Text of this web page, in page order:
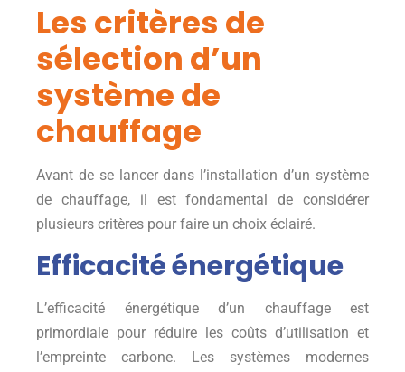
Les critères de
sélection d’un
système de
chauffage
Avant de se lancer dans l’installation d’un système
de chauffage, il est fondamental de considérer
plusieurs critères pour faire un choix éclairé.
Efficacité énergétique
L’efficacité énergétique d’un chauffage est
primordiale pour réduire les coûts d’utilisation et
l’empreinte carbone. Les systèmes modernes